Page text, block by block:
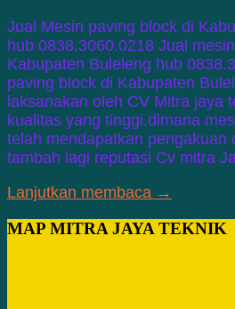
Jual Mesin paving block di
hub 0838.3060.0218 Jual
Kabupaten Buleleng hub
paving block di Kabupaten
laksanakan oleh CV Mitra jaya
kualitas yang tinggi.dimana
telah mendapatkan pengakuan
tambah lagi reputasi Cv mitra
Lanjutkan membaca →
MAP MITRA JAYA TEKNIK